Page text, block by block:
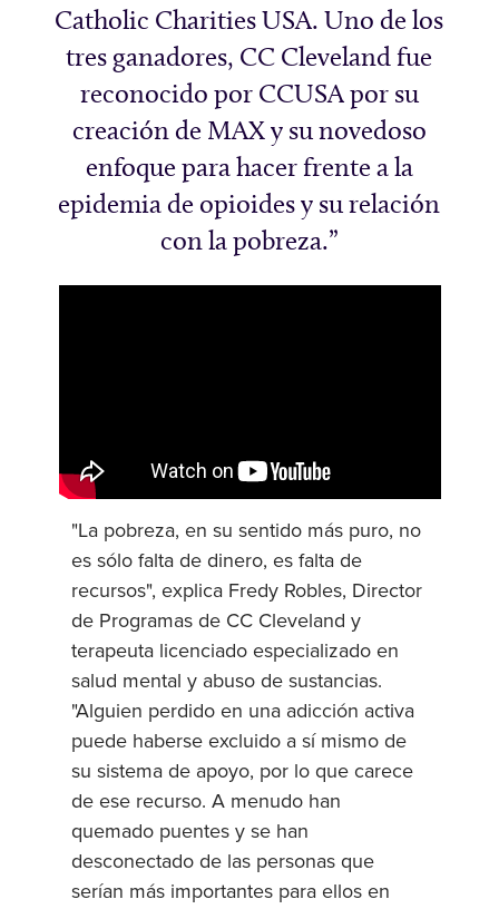
Catholic Charities USA. Uno de los
tres ganadores, CC Cleveland fue
reconocido por CCUSA por su
creación de MAX y su novedoso
enfoque para hacer frente a la
epidemia de opioides y su relación
con la pobreza.
"La pobreza, en su sentido más puro, no
es sólo falta de dinero, es falta de
recursos", explica Fredy Robles, Director
de Programas de CC Cleveland y
terapeuta licenciado especializado en
salud mental y abuso de sustancias.
"Alguien perdido en una adicción activa
puede haberse excluido a sí mismo de
su sistema de apoyo, por lo que carece
de ese recurso. A menudo han
quemado puentes y se han
desconectado de las personas que
serían más importantes para ellos en